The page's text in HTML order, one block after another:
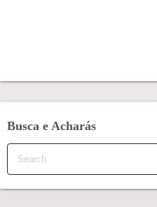
Busca e Acharás